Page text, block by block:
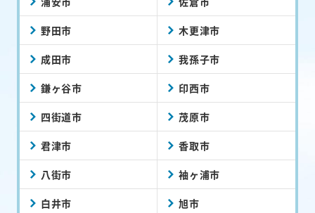
野田市 木更津市
成田市 我孫子市
鎌ヶ谷市 印西市
四街道市 茂原市
君津市 香取市
八街市 袖ヶ浦市
白井市 旭市